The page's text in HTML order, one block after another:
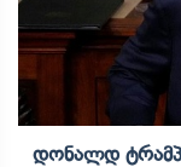
Დონალდ